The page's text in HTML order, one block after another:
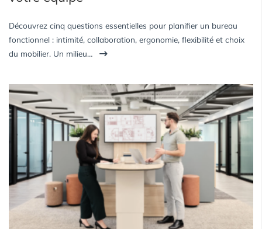
Découvrez cinq questions essentielles pour planifier un bureau
fonctionnel : intimité, collaboration, ergonomie, flexibilité et choix
du mobilier. Un milieu…